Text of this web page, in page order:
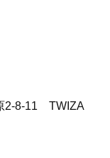
2-8-11 TWIZA